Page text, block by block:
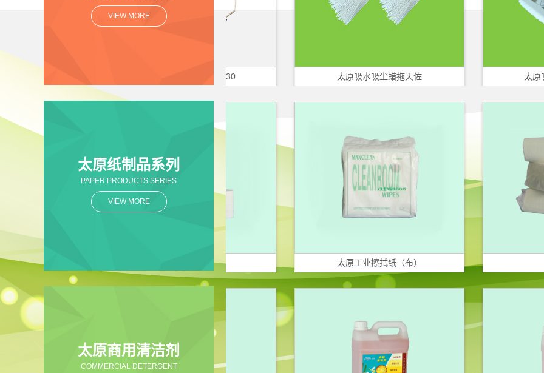
VIEW MORE
太原纸制品系列
PAPER PRODUCTS SERIES
VIEW MORE
太原商用清洁剂
COMMERCIAL DETERGENT
太原吸水吸尘蜡拖天佐 太原吸水吸
直 太原工业擦拭纸（布）